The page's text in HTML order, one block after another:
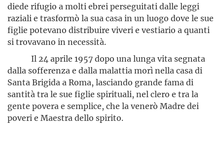
diede rifugio a molti ebrei perseguitati dalle leggi
raziali e trasformò la sua casa in un luogo dove le sue
figlie potevano distribuire viveri e vestiario a quanti
si trovavano in necessità.
Il 24 aprile 1957 dopo una lunga vita segnata
dalla sofferenza e dalla malattia morì nella casa di
Santa Brigida a Roma, lasciando grande fama di
santità tra le sue figlie spirituali, nel clero e tra la
gente povera e semplice, che la venerò Madre dei
poveri e Maestra dello spirito.